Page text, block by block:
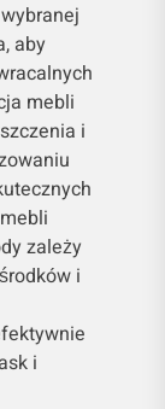
aby
mebli
i
zależy
i
i